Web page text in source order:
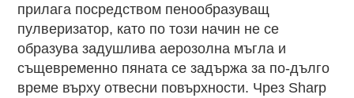
прилага посредством пенообразуващ
пулверизатор, като по този начин не се
образува задушлива аерозолна мъгла и
същевременно пяната се задържа за по-дълго
време върху отвесни повърхности. Чрез Sharp